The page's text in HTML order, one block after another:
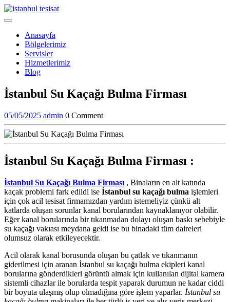
Skip
to
Open
Anasayfa
Bölgelerimiz
Servisler
Hizmetlerimiz
Blog
Close
Menu
İstanbul Su Kaçağı Bulma Firması
05/05/202505/05/2025
admin admin
0 Comment
İstanbul Su Kaçağı Bulma Firması :
İstanbul Su Kaçağı Bulma Firması , Binaların en alt katında
kaçak problemi fark edildi ise İstanbul su kaçağı bulma işlemleri
için çok acil tesisat firmamızdan yardım istemeliyiz çünkü alt
katlarda oluşan sorunlar kanal borularından kaynaklanıyor olabilir.
Eğer kanal borularında bir tıkanmadan dolayı oluşan baskı sebebiyle
su kaçağı vakıası meydana geldi ise bu binadaki tüm daireleri
olumsuz olarak etkileyecektir.
Acil olarak kanal borusunda oluşan bu çatlak ve tıkanmanın
giderilmesi için aranan İstanbul su kaçağı bulma ekipleri kanal
borularına gönderdikleri görüntü almak için kullanılan dijital kamera
sistemli cihazlar ile borularda tespit yaparak durumun ne kadar ciddi
bir boyuta ulaşmış olup olmadığına göre işlem yaparlar. İstanbul su